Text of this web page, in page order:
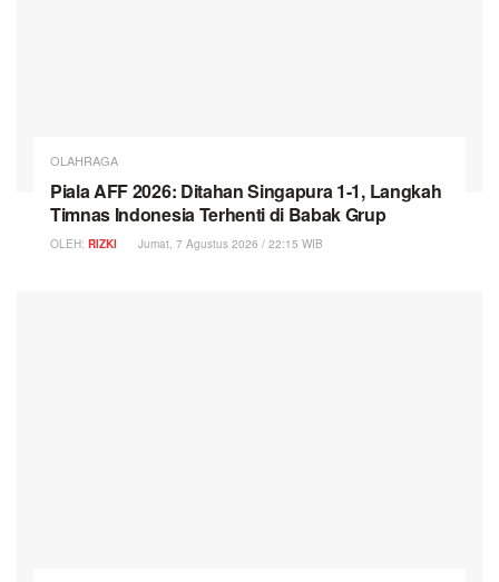
OLAHRAGA
Piala AFF 2026: Ditahan Singapura 1-1, Langkah
Timnas Indonesia Terhenti di Babak Grup
OLEH: RIZKI Jumat, 7 Agustus 2026 / 22:15 WIB